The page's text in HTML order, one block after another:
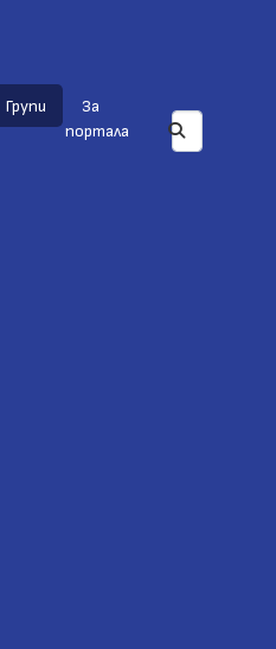
Групи
За
портала